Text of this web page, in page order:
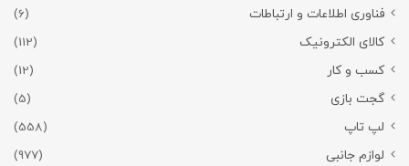
فناوری اطلاعات و ارتباطات
(6)
کالای الکترونیک
(112)
کسب و کار
(12)
گجت بازی
(5)
لپ تاپ
(558)
لوازم جانبی
(977)